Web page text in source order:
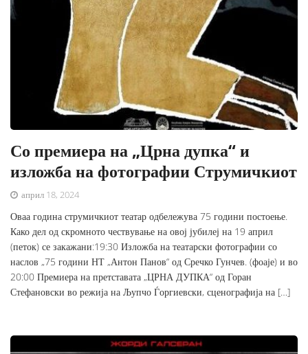
Со премиера на „Црна дупка“ и
изложба на фотографии Струмичкиот
април 18, 2024
Оваа година струмичкиот театар одбележува 75 години постоење.
Како дел од скромното чествување на овој јубилеј на 19 април
(петок) се закажани:19:30 Изложба на театарски фотографии со
наслов „75 години НТ „Антон Панов“ од Сречко Гунчев. (фоаје) и во
20:00 Премиера на претставата „ЦРНА ДУПКА“ од Горан
Стефановски во режија на Љупчо Ѓоргиевски, сценографија на […]